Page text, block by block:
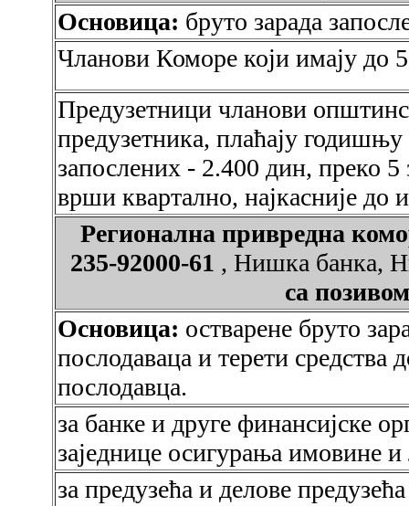
Основица: бруто зарада
Чланови Коморе који имају до
Предузетници чланови
предузетника, плаћају
запослених - 2.400 дин, преко
врши квартално, најкасније до
Регионална привредна
235-92000-61 , Нишка банка,
са
Основица: остварене бруто
послодаваца и терети средства
послодавца.
за банке и друге финансијске
заједнице осигурања имовине и
за предузећа и делове предузећа